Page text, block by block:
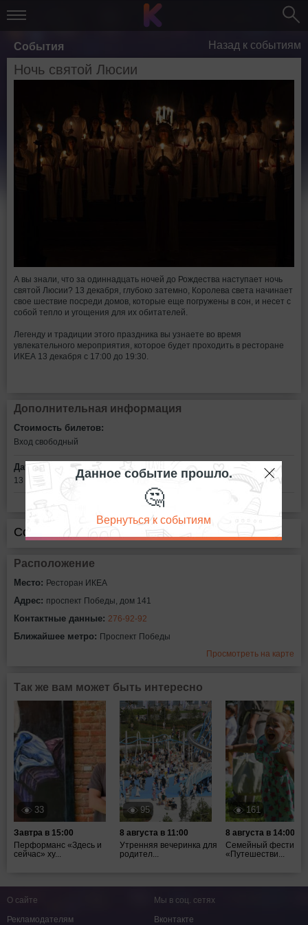
События Назад к событиям
Ночь святой Люсии
А вы знали, что за одиннадцать ночей до Рождества наступает ночь
святой Люсии? 13 декабря, глубоко затемно, Королева света начинает
свое шествие посреди домов, которые еще погружены в сон, и несет с
собой тепло и угощения для их обитателей.
Легенду и традиции этого праздника вы узнаете во время
увлекательного мероприятия, которое будет проходить в ресторане
ИКЕА 13 декабря с 17:00 до 19:30.
Дополнительная информация
Стоимость билетов:
Вход свободный
Дата:
13 декабря в 17:00
Сообщить об ошибке
Расположение
Место: Ресторан ИКЕА
Адрес: проспект Победы, дом 141
Контактные данные: 276-92-92
Ближайшее метро: Проспект Победы
Просмотреть на карте
Так же вам может быть интересно
33
Завтра в 15:00
Перформанс «Здесь и
сейчас» ху...
95
8 августа в 11:00
Утренняя вечеринка для
родител...
161
8 августа в 14:00
Семейный
«Путешестви...
Данное событие прошло.
🤔
Вернуться к событиям
О сайте
Рекламодателям
Мы в соц. сетях
Вконтакте